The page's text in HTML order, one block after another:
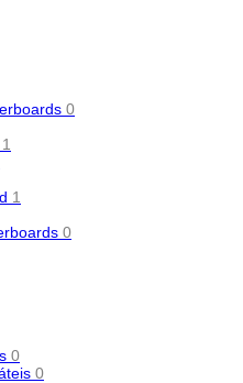
0
1
1
0
0
0